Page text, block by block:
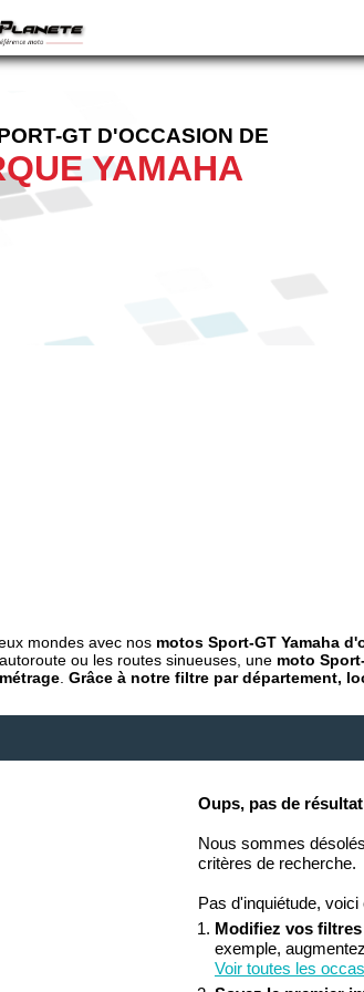
GT D'OCCASION DE
YAMAHA
mondes avec nos motos Sport-GT Yamaha
ou les routes sinueuses, une moto
Grâce à notre filtre par département,
Oups, pas de
Nous sommes
critères de recherche.
Pas d'inquiétude,
Modifiez vos filtres
exemple,
Voir toutes les